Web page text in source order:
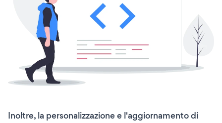
Inoltre, la personalizzazione e l'aggiornamento di